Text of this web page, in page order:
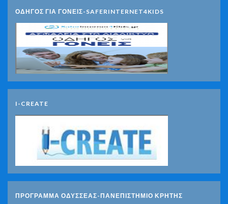
ΟΔΗΓΟΣ ΓΙΑ ΓΟΝΕΙΣ-SAFERINTERNET4KIDS
I-CREATE
ΠΡΟΓΡΑΜΜΑ ΟΔΥΣΣΕΑΣ-ΠΑΝΕΠΙΣΤΗΜΙΟ ΚΡΗΤΗΣ